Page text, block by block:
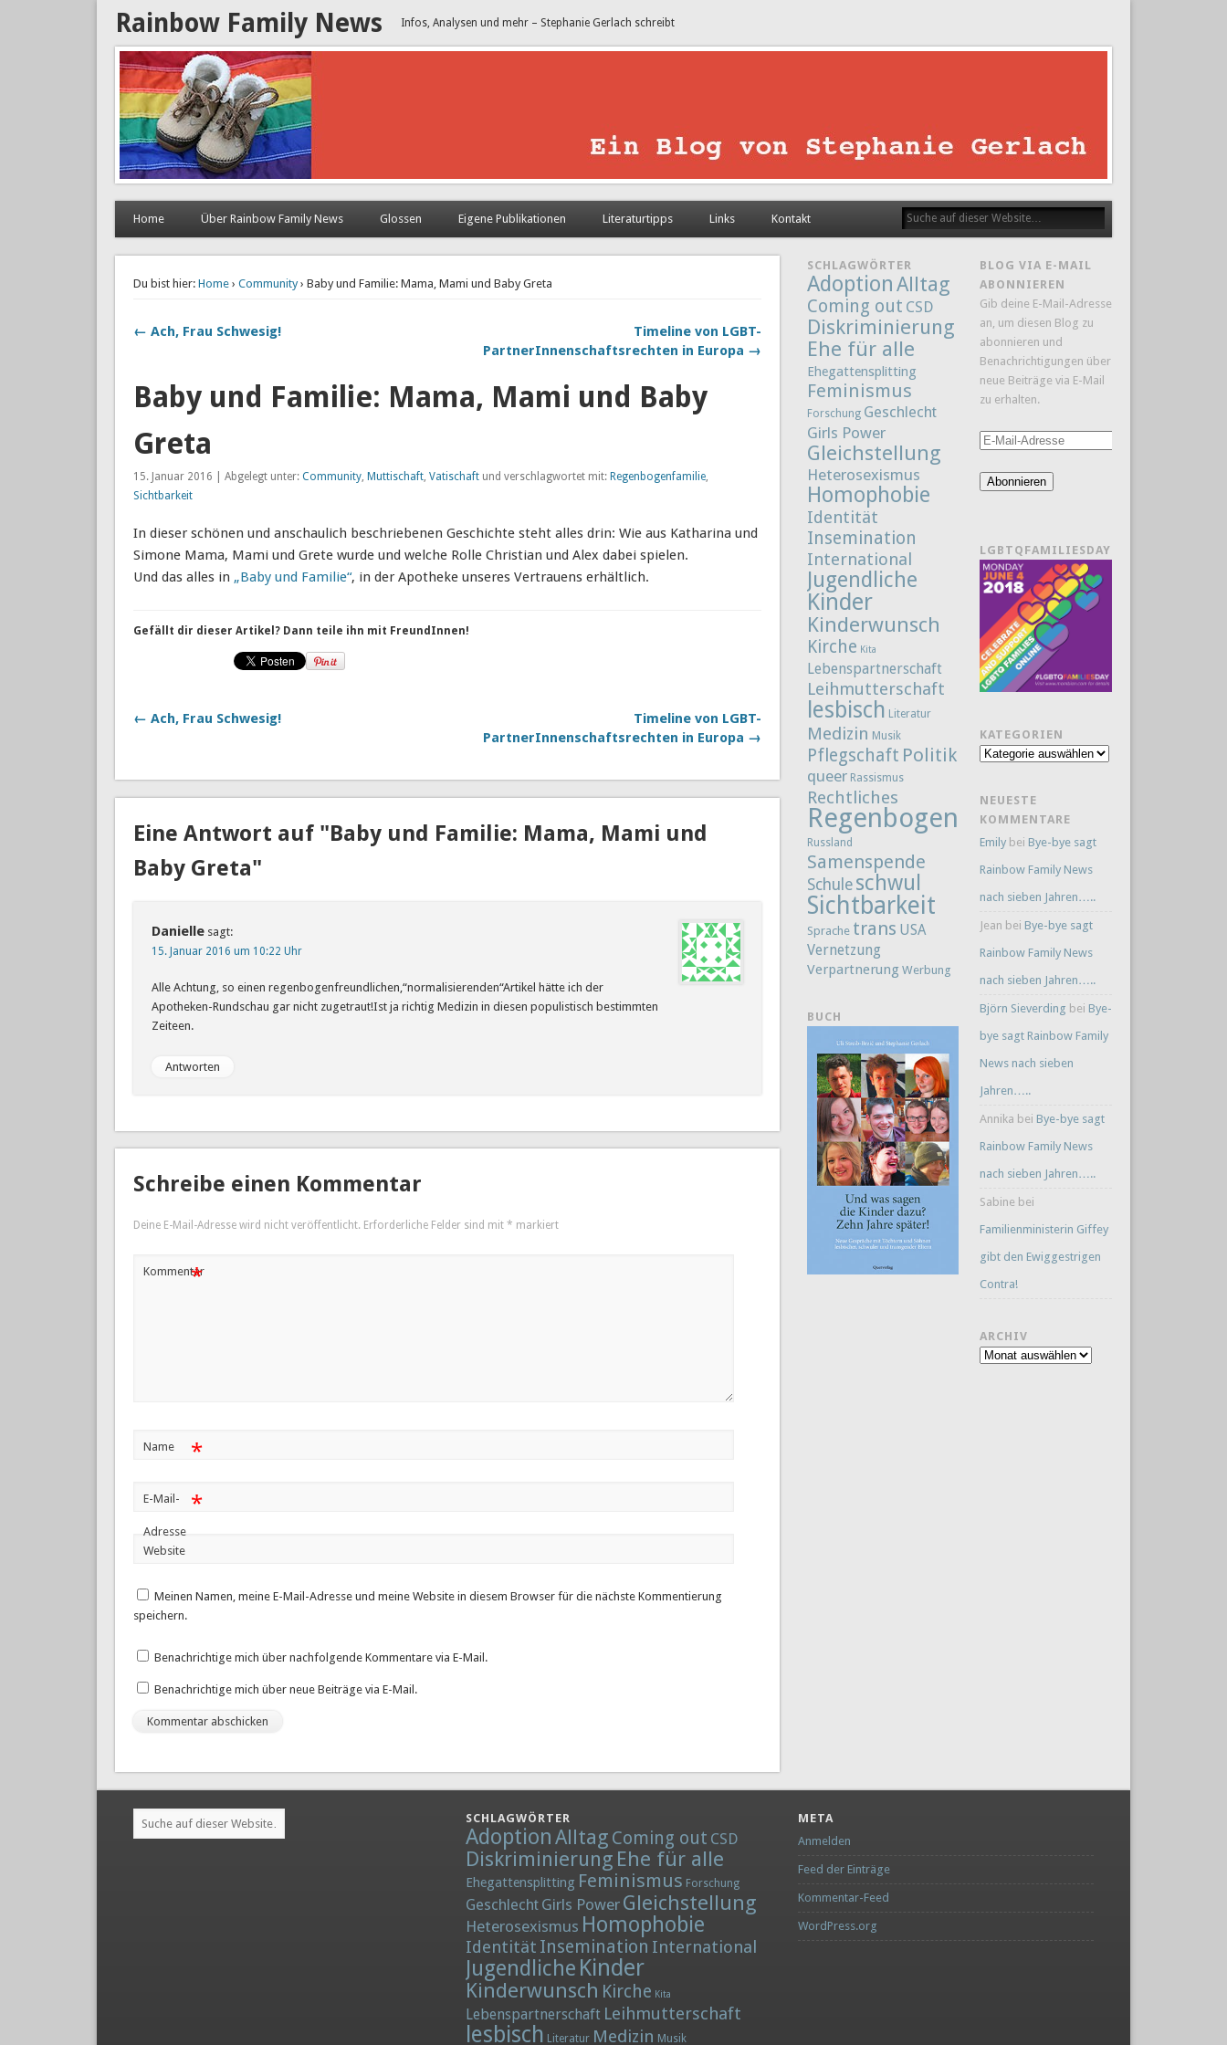
Rainbow Family News Infos, Analysen und mehr – Stephanie Gerlach schreibt
Home Über Rainbow Family News Glossen Eigene Publikationen Literaturtipps Links Kontakt
Du bist hier: Home› Community› Baby und Familie: Mama, Mami und Baby Greta
← Ach, Frau Schwesig!
Timeline von LGBT-
PartnerInnenschaftsrechten in Europa →
Baby und Familie: Mama, Mami und Baby
Greta
15. Januar 2016 | Abgelegt unter: Community, Muttischaft, Vatischaftund verschlagwortet mit: Regenbogenfamilie,
Sichtbarkeit
In dieser schönen und anschaulich beschriebenen Geschichte steht alles drin: Wie aus Katharina und
Simone Mama, Mami und Grete wurde und welche Rolle Christian und Alex dabei spielen.
Und das alles in „Baby und Familie“, in der Apotheke unseres Vertrauens erhältlich.
Gefällt dir dieser Artikel? Dann teile ihn mit FreundInnen!
← Ach, Frau Schwesig!
Timeline von LGBT-
PartnerInnenschaftsrechten in Europa →
Eine Antwort auf "Baby und Familie: Mama, Mami und
Baby Greta"
Danielle sagt:
15. Januar 2016 um 10:22 Uhr
Alle Achtung, so einen regenbogenfreundlichen,“normalisierenden“Artikel hätte ich der
Apotheken-Rundschau gar nicht zugetraut!Ist ja richtig Medizin in diesen populistisch bestimmten
Zeiteen.
Antworten
Schreibe einen Kommentar
Deine E-Mail-Adresse wird nicht veröffentlicht. Erforderliche Felder sind mit * markiert
Kommentar
*
Name *
E-Mail-
Adresse
*
Website
Meinen Namen, meine E-Mail-Adresse und meine Website in diesem Browser für die nächste Kommentierung
speichern.
Benachrichtige mich über nachfolgende Kommentare via E-Mail.
Benachrichtige mich über neue Beiträge via E-Mail.
SCHLAGWÖRTER
AdoptionAlltag
Coming out CSD
Diskriminierung
Ehe für alle
Ehegattensplitting
Feminismus
Forschung Geschlecht
Girls Power
Gleichstellung
Heterosexismus
Homophobie
Identität
Insemination
International
Jugendliche
Kinder
Kinderwunsch
Kirche Kita
Lebenspartnerschaft
Leihmutterschaft
lesbisch Literatur
Medizin Musik
Pflegschaft Politik
queer Rassismus
Rechtliches
Regenbogenfamilie
Russland
Samenspende
Schule schwul
Sichtbarkeit
Sprache trans USA
Vernetzung
Verpartnerung Werbung
BUCH
BLOG VIA E-MAIL
ABONNIEREN
Gib deine E-Mail-Adresse
an, um diesen Blog zu
abonnieren und
Benachrichtigungen über
neue Beiträge via E-Mail
zu erhalten.
E-
Adresse
Abonnieren
LGBTQFAMILIESDAY
KATEGORIEN
Kategorien
NEUESTE
KOMMENTARE
Emilybei Bye-bye sagt
Rainbow Family News
nach sieben Jahren…..
Jean bei Bye-bye sagt
Rainbow Family News
nach sieben Jahren…..
Björn Sieverding bei Bye-
bye sagt Rainbow Family
News nach sieben
Jahren…..
Annika bei Bye-bye sagt
Rainbow Family News
nach sieben Jahren…..
Sabine bei
Familienministerin Giffey
gibt den Ewiggestrigen
Contra!
ARCHIV
Archiv
SCHLAGWÖRTER
AdoptionAlltag Coming out CSD
Diskriminierung Ehe für alle
Ehegattensplitting Feminismus Forschung
Geschlecht Girls Power Gleichstellung
Heterosexismus Homophobie
Identität Insemination International
Jugendliche Kinder
Kinderwunsch Kirche Kita
Lebenspartnerschaft Leihmutterschaft
lesbisch Literatur Medizin Musik
META
Anmelden
Feed der Einträge
Kommentar-Feed
WordPress.org